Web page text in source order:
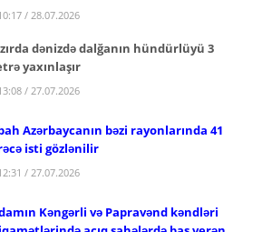
/ 28.07.2026
dənizdə dalğanın hündürlüyü 3
yaxınlaşır
/ 27.07.2026
Azərbaycanın bəzi rayonlarında 41
isti gözlənilir
/ 27.07.2026
Kəngərli və Papravənd kəndləri